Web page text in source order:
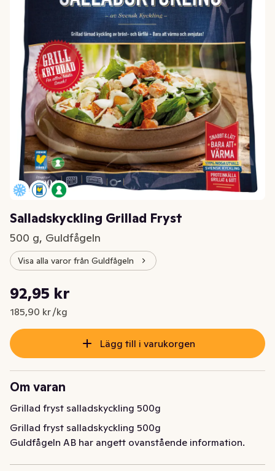
Salladskyckling Grillad Fryst
500 g, Guldfågeln
Visa alla varor från Guldfågeln
Nuvarande pris är: 92,95 kr
92,95 kr
185,90 kr /kg
Styckpris: 185,90 kr /kg
Lägg till i varukorgen
Om varan
Grillad fryst salladskyckling 500g
Grillad fryst salladskyckling 500g
Guldfågeln AB har angett ovanstående information.